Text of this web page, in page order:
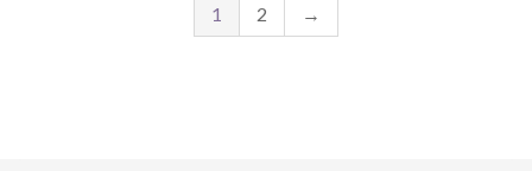
1 2 →